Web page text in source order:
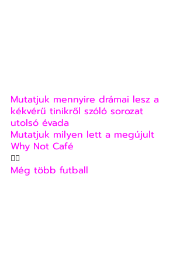
Mutatjuk mennyire drámai lesz a
kékvérű tinikről szóló sorozat
utolsó évada
Mutatjuk milyen lett a megújult
Why Not Café
🏳‍🌈
Még több futball